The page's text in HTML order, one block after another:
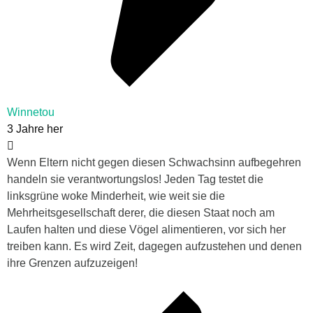
Winnetou
3 Jahre her
Wenn Eltern nicht gegen diesen Schwachsinn aufbegehren
handeln sie verantwortungslos! Jeden Tag testet die
linksgrüne woke Minderheit, wie weit sie die
Mehrheitsgesellschaft derer, die diesen Staat noch am
Laufen halten und diese Vögel alimentieren, vor sich her
treiben kann. Es wird Zeit, dagegen aufzustehen und denen
ihre Grenzen aufzuzeigen!